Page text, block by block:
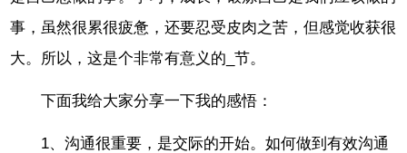
事，虽然很累很疲惫，还要忍受皮肉之苦，但感觉收获很
大。所以，这是个非常有意义的_节。
下面我给大家分享一下我的感悟：
1、沟通很重要，是交际的开始。如何做到有效沟通